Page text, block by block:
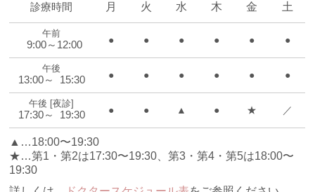
診療時間 月 火 水 木 金 土
午前
9:00～12:00 ● ● ● ● ● ●
午後
13:00～ 15:30 ● ● ● ● ● ●
午後 [夜診]
17:30～ 19:30 ● ● ▲ ● ★ ／
▲…18:00〜19:30
★…第1・第2は17:30〜19:30、第3・第4・第5は18:00〜
19:30